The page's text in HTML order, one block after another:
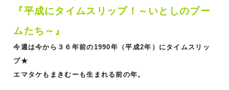
『平成にタイムスリップ！～いとしのブー
ムたち～』
今週は今から３６ 年前の1990年（平成2年）にタイムスリッ
プ★
エマタケもまきむーも生まれる前の年。